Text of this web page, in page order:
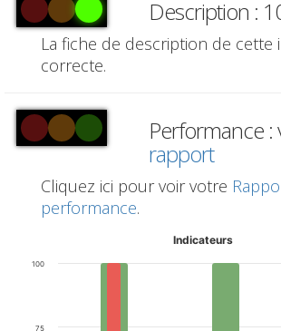
Description :
La fiche de description de cette
correcte.
Performance :
rapport
Cliquez ici pour voir votre
performance.
Indicateurs
75
100